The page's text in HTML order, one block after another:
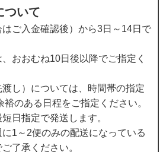
ついて
ご入金確認後）から3日～14日で
おおむね10日後以降でご指定く
し）については、時間帯の指定
のある日程をご指定ください。
日指定で発送します。
1～2便のみの配送になっている
了承ください。